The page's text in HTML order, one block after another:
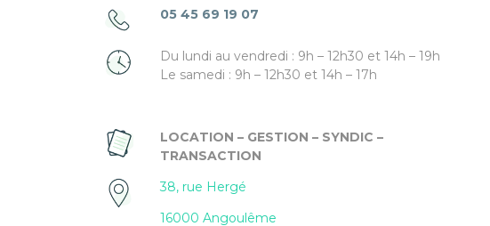
05 45 69 19 07
Du lundi au vendredi : 9h – 12h30 et 14h – 19h
Le samedi : 9h – 12h30 et 14h – 17h
LOCATION – GESTION – SYNDIC –
TRANSACTION
38, rue Hergé
16000 Angoulême